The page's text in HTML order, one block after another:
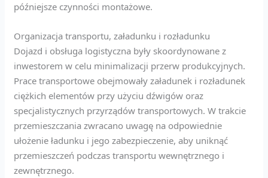
późniejsze czynności montażowe.
Organizacja transportu, załadunku i rozładunku
Dojazd i obsługa logistyczna były skoordynowane z
inwestorem w celu minimalizacji przerw produkcyjnych.
Prace transportowe obejmowały załadunek i rozładunek
ciężkich elementów przy użyciu dźwigów oraz
specjalistycznych przyrządów transportowych. W trakcie
przemieszczania zwracano uwagę na odpowiednie
ułożenie ładunku i jego zabezpieczenie, aby uniknąć
przemieszczeń podczas transportu wewnętrznego i
zewnętrznego.